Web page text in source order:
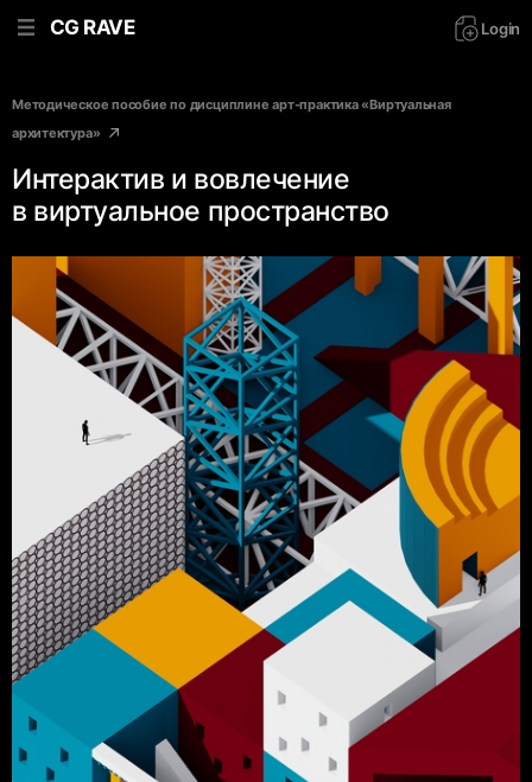
CG RAVE Login
Методическое пособие по дисциплине арт-практика «Виртуальная
архитектура»
Интерактив и вовлечение
в виртуальное пространство